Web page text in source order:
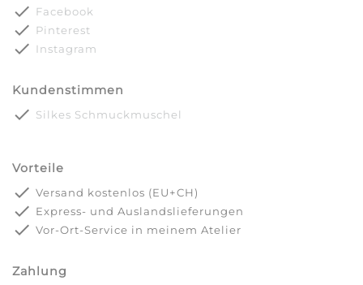
done Facebook
done Pinterest
done Instagram
Kundenstimmen
done Silkes Schmuckmuschel
Vorteile
done Versand kostenlos (EU+CH)
done Express- und Auslandslieferungen
done Vor-Ort-Service in meinem Atelier
Zahlung